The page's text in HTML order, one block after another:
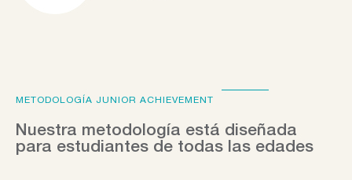
METODOLOGÍA JUNIOR ACHIEVEMENT
Nuestra metodología está diseñada
para estudiantes de todas las edades